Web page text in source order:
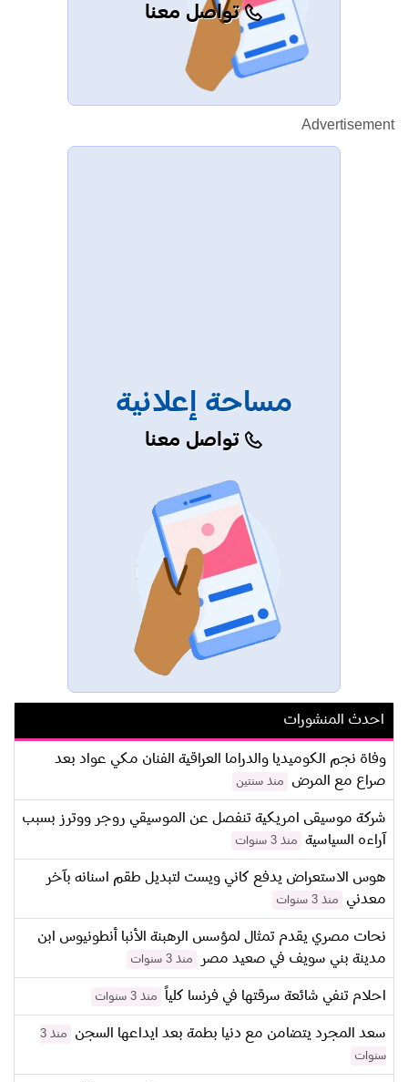
تواصل معنا
Advertisement
مساحة إعلانية
تواصل معنا
احدث المنشورات
وفاة نجم الكوميديا والدراما العراقية الفنان مكي عواد بعد
صراع مع المرض
منذ سنتين
شركة موسيقى امريكية تنفصل عن الموسيقي روجر ووترز بسبب
آراءه السياسية
منذ 3 سنوات
هوس الاستعراض يدفع كاني ويست لتبديل طقم اسنانه بآخر
معدني
منذ 3 سنوات
نحات مصري يقدم تمثال لمؤسس الرهبنة الأنبا أنطونيوس ابن
مدينة بني سويف في صعيد مصر
منذ 3 سنوات
احلام تنفي شائعة سرقتها في فرنسا كلياً منذ 3 سنوات
سعد المجرد يتضامن مع دنيا بطمة بعد ايداعها السجن
منذ 3
سنوات